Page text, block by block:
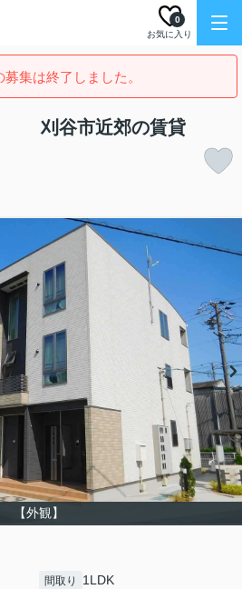
お気に入り
0
募集は終了しました。
刈谷市近郊の賃貸
【外観】
間取り 1LDK